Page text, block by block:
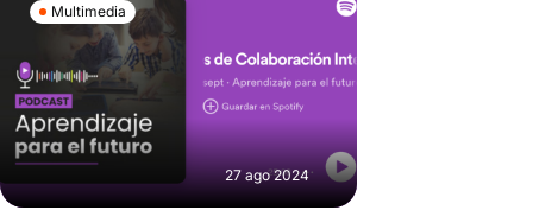
Multimedia
27 ago 2024